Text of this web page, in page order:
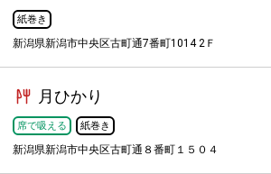
紙巻き
新潟県新潟市中央区古町通7番町1014 2Ｆ
月ひかり
席で吸える 紙巻き
新潟県新潟市中央区古町通８番町１５０４